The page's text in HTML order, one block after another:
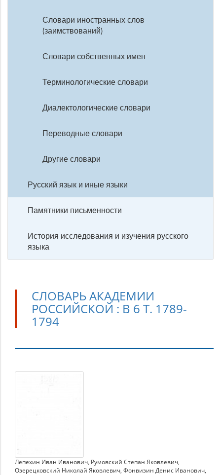
Словари иностранных слов
(заимствований)
Словари собственных имен
Терминологические словари
Диалектологические словари
Переводные словари
Другие словари
Русский язык и иные языки
Памятники письменности
История исследования и изучения русского
языка
СЛОВАРЬ АКАДЕМИИ
РОССИЙСКОЙ : В 6 Т. 1789-
1794
Словарь
т.
1789-
Лепехин Иван Иванович, Румовский Степан Яковлевич,
Озерецковский Николай Яковлевич, Фонвизин Денис Иванович,